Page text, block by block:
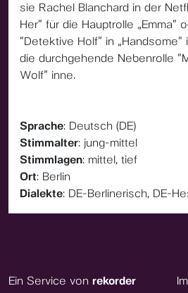
sie Rachel Blanchard in der
Her“ für die Hauptrolle „Emma“
“Detektive Holf” in
die durchgehende Nebenrolle
Wolf” inne.
Sprache: Deutsch (DE)
Stimmalter: jung-mittel
Stimmlagen: mittel, tief
Ort: Berlin
Dialekte: DE-Berlinerisch, DE-
Ein Service von rekorder